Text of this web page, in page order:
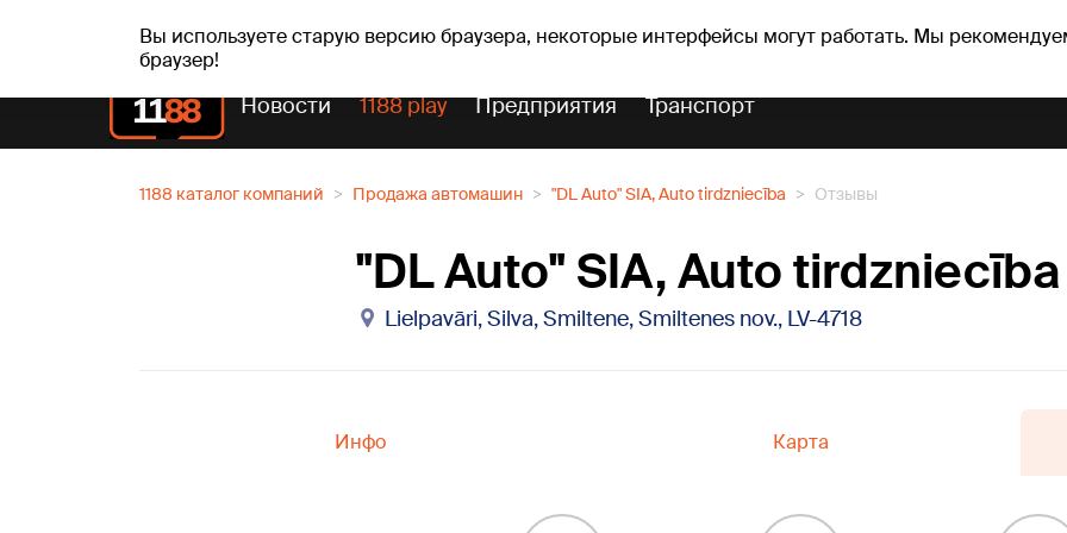
Вы используете старую версию браузера, некоторые интерфейсы могут работать. Мы
браузер!
вс, 09.08.2026. +22°C Genoveva, Madara, Genovefa Прогноз погоды Гороскопы
Новости 1188 play Предприятия Транспорт
1188 каталог компаний Продажа автомашин "DL Auto" SIA, Auto tirdzniecība Отзывы
"DL Auto" SIA, Auto tirdzniecība
Lielpavāri, Silva, Smiltene, Smiltenes nov., LV-4718
Инфо Карта